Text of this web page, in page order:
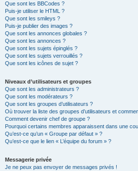
Que sont les BBCodes ?
Puis-je utiliser le HTML ?
Que sont les smileys ?
Puis-je publier des images ?
Que sont les annonces globales ?
Que sont les annonces ?
Que sont les sujets épinglés ?
Que sont les sujets verrouillés ?
Que sont les icônes de sujet ?
Niveaux d’utilisateurs et groupes
Que sont les administrateurs ?
Que sont les modérateurs ?
Que sont les groupes d’utilisateurs ?
Où trouver la liste des groupes d’utilisateurs et
Comment devenir chef de groupe ?
Pourquoi certains membres apparaissent dans une
Qu’est-ce qu’un « Groupe par défaut » ?
Qu’est-ce que le lien « L’équipe du forum » ?
Messagerie privée
Je ne peux pas envoyer de messages privés !